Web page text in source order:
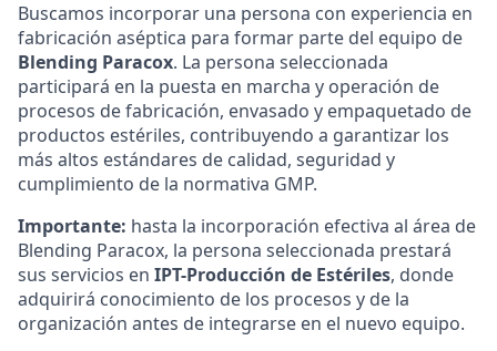
Buscamos incorporar una persona con experiencia en
fabricación aséptica para formar parte del equipo de
Blending Paracox. La persona seleccionada
participará en la puesta en marcha y operación de
procesos de fabricación, envasado y empaquetado de
productos estériles, contribuyendo a garantizar los
más altos estándares de calidad, seguridad y
cumplimiento de la normativa GMP.
Importante: hasta la incorporación efectiva al área de
Blending Paracox, la persona seleccionada prestará
sus servicios en IPT-Producción de Estériles, donde
adquirirá conocimiento de los procesos y de la
organización antes de integrarse en el nuevo equipo.